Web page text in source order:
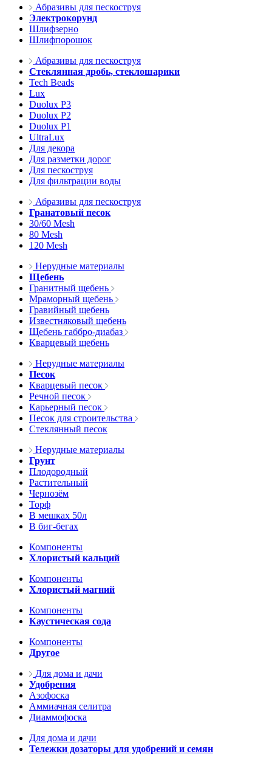
Абразивы для пескоструя
Электрокорунд
Шлифзерно
Шлифпорошок
Абразивы для пескоструя
Стеклянная дробь, стеклошарики
Tech Beads
Lux
Duolux P3
Duolux P2
Duolux P1
UltraLux
Для декора
Для разметки дорог
Для пескоструя
Для фильтрации воды
Абразивы для пескоструя
Гранатовый песок
30/60 Mesh
80 Mesh
120 Mesh
Нерудные материалы
Щебень
Гранитный щебень
Мраморный щебень
Гравийный щебень
Известняковый щебень
Щебень габбро-диабаз
Кварцевый щебень
Нерудные материалы
Песок
Кварцевый песок
Речной песок
Карьерный песок
Песок для строительства
Стеклянный песок
Нерудные материалы
Грунт
Плодородный
Растительный
Чернозём
Торф
В мешках 50л
В биг-бегах
Компоненты
Хлористый кальций
Компоненты
Хлористый магний
Компоненты
Каустическая сода
Компоненты
Другое
Для дома и дачи
Удобрения
Азофоска
Аммиачная селитра
Диаммофоска
Для дома и дачи
Тележки дозаторы для удобрений и семян